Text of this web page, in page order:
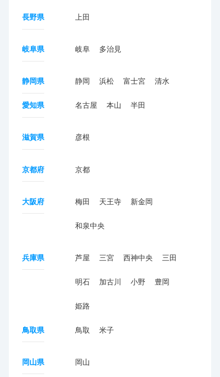
長野県 上田
岐阜県 岐阜 多治見
静岡県 静岡 浜松 富士宮 清水
愛知県 名古屋 本山 半田
滋賀県 彦根
京都府 京都
大阪府 梅田 天王寺 新金岡
和泉中央
兵庫県 芦屋 三宮 西神中央 三田
明石 加古川 小野 豊岡
姫路
鳥取県 鳥取 米子
岡山県 岡山